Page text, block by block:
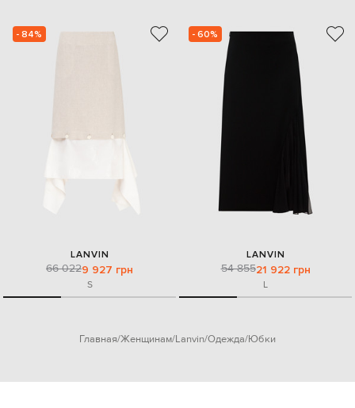
- 84%
LANVIN
66 0229 927 грн
S
- 60%
LANVIN
54 85521 922 грн
L
Главная Женщинам Lanvin Одежда Юбки